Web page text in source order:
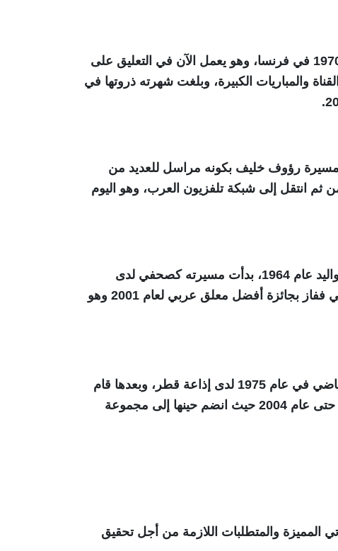
يعتبر عصام الشوالي أشهر المعلقين الرياضيين في الوطن العربي، وهو تونسي الجنسية، من مواليد عام 1970 في فرنسا، وهو يعمل الآن في التعليق على
والمباريات الكبيرة، وبلغت شهرته ذروتها في
الرياضيين شعبية في الوطن العربي، تونسي الجنسية من مواليد عام 1962، بدأت مسيرة رؤوف خليف بكونه مراسل للعديد من
ثم انتقل إلى شبكة تلفزيون العرب، وهو اليوم
يصنف الجزائري حفيظ الدراجي اليوم على أنه أفضل المعلقين الرياضيين في الوطن العربي، وهو من ومواليد عام 1964، بدأت مسيرته كصحفي لدى
التلفزيون الجزائري وقد قضى ما يقارب ال 20 عاماً في العمل الصحفي قبل أن ينتقل إلى التعليق الرياضي ففاز بجائزة أفضل معلق عربي لعام 2001 وهو
يوسف سيف هو معلق رياضي قطري الجنسية من مواليد عام 1953، بدأ مسيرته في التعليق الصوتي الرياضي في عام 1975 لدى إذاعة قطر، وبعدها قام
بالانضمام إلى التلفزيون القطري في عام 1981، ومن ثم انتقل إلى قناة أوربت في عام 1994، وبقي فيها حتى عام 2004 حيث انضم حينها إلى مجموعة
المميزة والمتطلبات اللازمة من أجل تحقيق